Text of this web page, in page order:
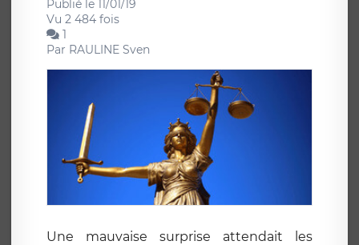
Publié le 11/01/19
Vu 2 484 fois
1
Par RAULINE Sven
Une mauvaise surprise attendait les